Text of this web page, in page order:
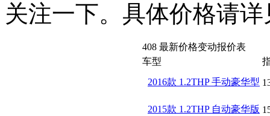
关注一下。具体价格请
408 最新价格变动报价表
车型
2016款 1.2THP 手动豪华型
2015款 1.2THP 自动豪华版